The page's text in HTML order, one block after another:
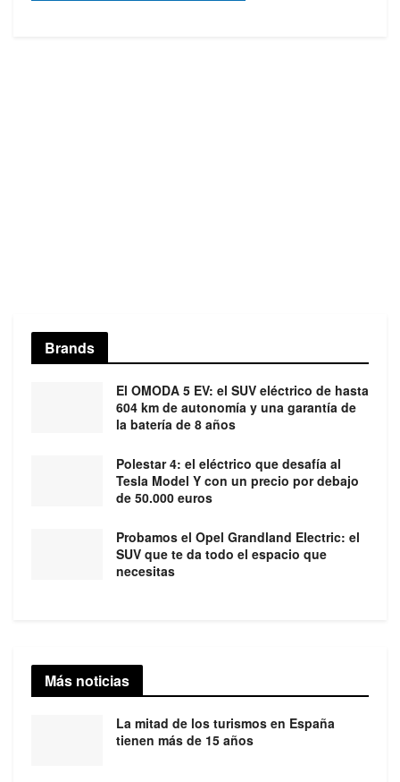
Brands
El OMODA 5 EV: el SUV eléctrico de hasta
604 km de autonomía y una garantía de
la batería de 8 años
Polestar 4: el eléctrico que desafía al
Tesla Model Y con un precio por debajo
de 50.000 euros
Probamos el Opel Grandland Electric: el
SUV que te da todo el espacio que
necesitas
Más noticias
La mitad de los turismos en España
tienen más de 15 años